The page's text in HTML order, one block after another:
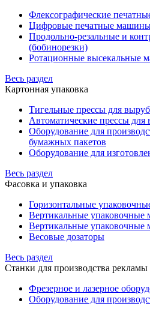
Флексографические
Цифровые печатные
Продольно-резальные и
(бобинорезки)
Ротационные высекальные
Весь раздел
Картонная упаковка
Тигельные прессы для
Автоматические прессы
Оборудование для
бумажных пакетов
Оборудование для
Весь раздел
Фасовка и упаковка
Горизонтальные
Вертикальные упаковочные
Вертикальные
Весовые дозаторы
Весь раздел
Станки для производства
Фрезерное и лазерное
Оборудование для